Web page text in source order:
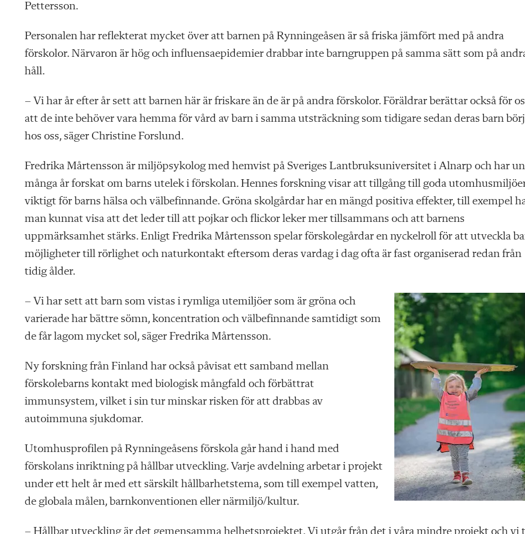
Pettersson.
Personalen har reflekterat mycket över att barnen på Rynningeåsen är så friska jämfört med på andra
förskolor. Närvaron är hög och influensaepidemier drabbar inte barngruppen på samma sätt som på
håll.
– Vi har år efter år sett att barnen här är friskare än de är på andra förskolor. Föräldrar berättar också för
att de inte behöver vara hemma för vård av barn i samma utsträckning som tidigare sedan deras barn
hos oss, säger Christine Forslund.
Fredrika Mårtensson är miljöpsykolog med hemvist på Sveriges Lantbruksuniversitet i Alnarp och har
många år forskat om barns utelek i förskolan. Hennes forskning visar att tillgång till goda
viktigt för barns hälsa och välbefinnande. Gröna skolgårdar har en mängd positiva effekter, till exempel
man kunnat visa att det leder till att pojkar och flickor leker mer tillsammans och att barnens
uppmärksamhet stärks. Enligt Fredrika Mårtensson spelar förskolegårdar en nyckelroll för att utveckla
möjligheter till rörlighet och naturkontakt eftersom deras vardag i dag ofta är fast organiserad redan från
tidig ålder.
– Vi har sett att barn som vistas i rymliga utemiljöer som är gröna och
varierade har bättre sömn, koncentration och välbefinnande samtidigt som
de får lagom mycket sol, säger Fredrika Mårtensson.
Ny forskning från Finland har också påvisat ett samband mellan
förskolebarns kontakt med biologisk mångfald och förbättrat
immunsystem, vilket i sin tur minskar risken för att drabbas av
autoimmuna sjukdomar.
Utomhusprofilen på Rynningeåsens förskola går hand i hand med
förskolans inriktning på hållbar utveckling. Varje avdelning arbetar i projekt
under ett helt år med ett särskilt hållbarhetstema, som till exempel vatten,
de globala målen, barnkonventionen eller närmiljö/kultur.